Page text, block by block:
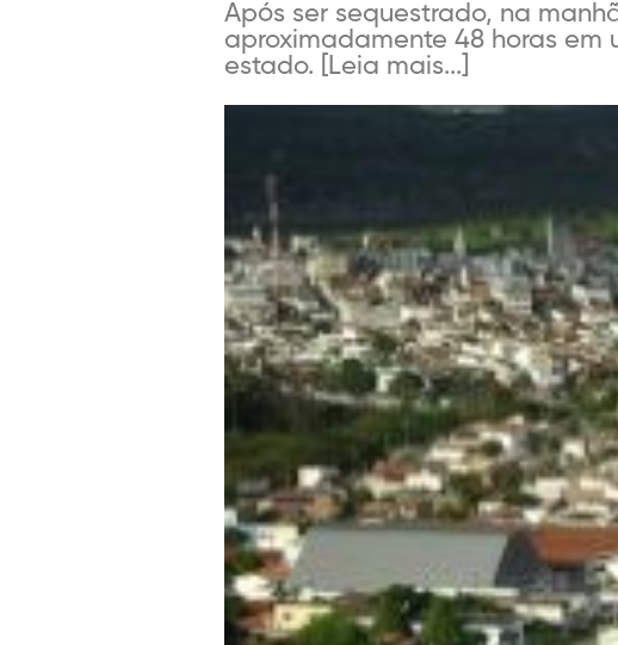
Após ser sequestrado, na
aproximadamente 48 horas
estado. [Leia mais...]